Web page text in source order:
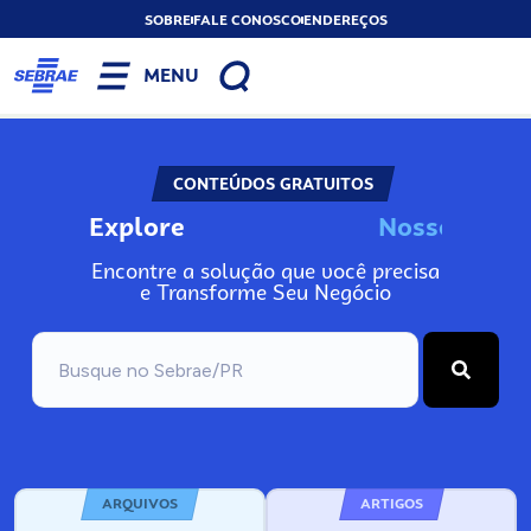
SOBREFALE CONOSCOENDEREÇOS
MENU
CONTEÚDOS GRATUITOS
Explore Nosso
Encontre a solução que você precisa
e Transforme Seu Negócio
ARQUIVOS ARTIGOS